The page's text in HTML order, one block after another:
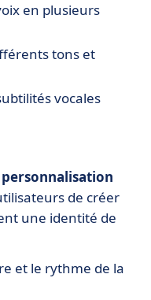
en plusieurs
tons et
vocales
personnalisation
de créer
une identité de
et le rythme de la